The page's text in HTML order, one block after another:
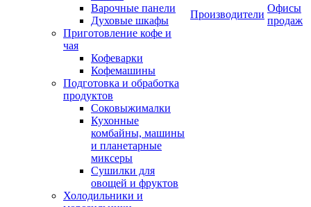
Варочные панели
Духовые шкафы
Приготовление кофе и
чая
Кофеварки
Кофемашины
Подготовка и обработка
продуктов
Соковыжималки
Кухонные
комбайны, машины
и планетарные
миксеры
Сушилки для
овощей и фруктов
Холодильники и
Производители
Офисы
продаж